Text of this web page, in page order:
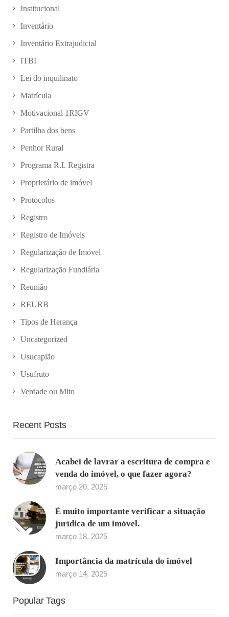
Institucional
Inventário
Inventário Extrajudicial
ITBI
Lei do inquilinato
Matrícula
Motivacional 1RIGV
Partilha dos bens
Penhor Rural
Programa R.I. Registra
Proprietário de imóvel
Protocolos
Registro
Registro de Imóveis
Regularização de Imóvel
Regularização Fundiária
Reunião
REURB
Tipos de Herança
Uncategorized
Usucapião
Usufruto
Verdade ou Mito
Recent Posts
Acabei de lavrar a escritura de compra e
venda do imóvel, o que fazer agora?
março 20, 2025
É muito importante verificar a situação
jurídica de um imóvel.
março 18, 2025
Importância da matrícula do imóvel
março 14, 2025
Popular Tags